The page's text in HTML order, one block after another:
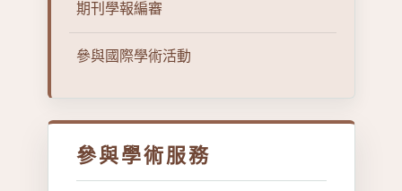
期刊學報編審
參與國際學術活動
參與學術服務